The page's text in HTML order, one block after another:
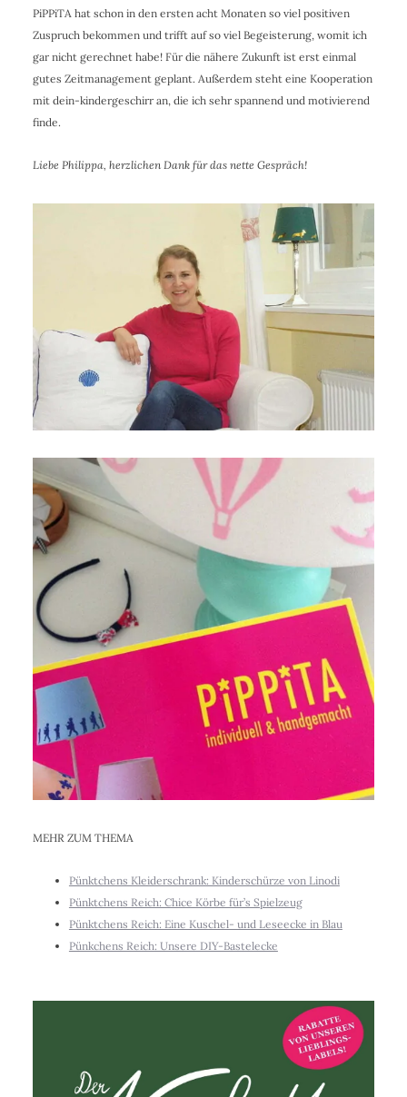
PiPPiTA hat schon in den ersten acht Monaten so viel positiven
Zuspruch bekommen und trifft auf so viel Begeisterung, womit ich
gar nicht gerechnet habe! Für die nähere Zukunft ist erst einmal
gutes Zeitmanagement geplant. Außerdem steht eine Kooperation
mit dein-kindergeschirr an, die ich sehr spannend und motivierend
finde.
Liebe Philippa, herzlichen Dank für das nette Gespräch!
MEHR ZUM THEMA
Pünktchens Kleiderschrank: Kinderschürze von Linodi
Pünktchens Reich: Chice Körbe für’s Spielzeug
Pünktchens Reich: Eine Kuschel- und Leseecke in Blau
Pünkchens Reich: Unsere DIY-Bastelecke